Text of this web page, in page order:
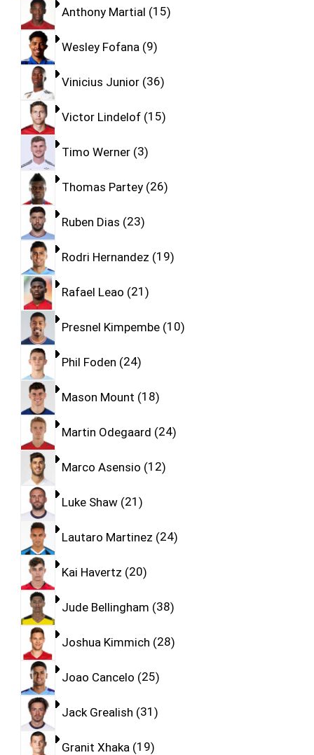
Anthony Martial 15
Wesley Fofana 9
Vinicius Junior 36
Victor Lindelof 15
Timo Werner 3
Thomas Partey 26
Ruben Dias 23
Rodri Hernandez 19
Rafael Leao 21
Presnel Kimpembe 10
Phil Foden 24
Mason Mount 18
Martin Odegaard 24
Marco Asensio 12
Luke Shaw 21
Lautaro Martinez 24
Kai Havertz 20
Jude Bellingham 38
Joshua Kimmich 28
Joao Cancelo 25
Jack Grealish 31
Granit Xhaka 19